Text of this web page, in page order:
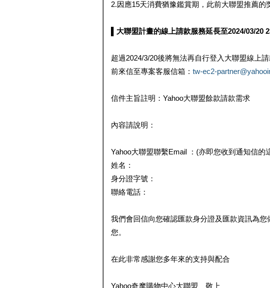
2.因應15天消費猶豫鑑賞期，此前大聯盟推薦的
▌大聯盟計畫的線上請款服務延長至2024/03/20
超過2024/3/20後將無法再自行登入大聯盟線上
前來信至專案客服信箱： tw-ec2-
信件主旨註明：Yahoo大聯盟餘款請款需求
內容請說明：
Yahoo大聯盟聯繫Email ：(亦即您收到通知信的
姓名：
身分證字號：
聯絡電話：
我們會回信向您確認匯款身分證及匯款資訊為
您。
在此非常感謝您多年來的支持與配合
Yahoo奇摩購物中心大聯盟 敬上